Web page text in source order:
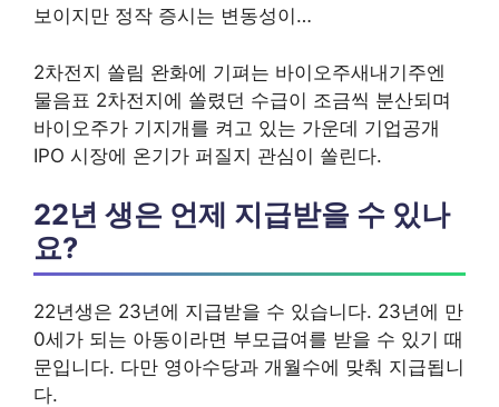
보이지만 정작 증시는 변동성이…
2차전지 쏠림 완화에 기펴는 바이오주새내기주엔
물음표 2차전지에 쏠렸던 수급이 조금씩 분산되며
바이오주가 기지개를 켜고 있는 가운데 기업공개
IPO 시장에 온기가 퍼질지 관심이 쏠린다.
22년 생은 언제 지급받을 수 있나
요?
22년생은 23년에 지급받을 수 있습니다. 23년에 만
0세가 되는 아동이라면 부모급여를 받을 수 있기 때
문입니다. 다만 영아수당과 개월수에 맞춰 지급됩니
다.